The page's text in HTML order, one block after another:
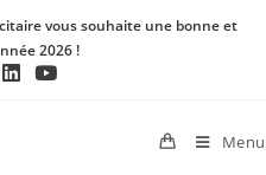
vous souhaite une bonne et
2026 !
Menu